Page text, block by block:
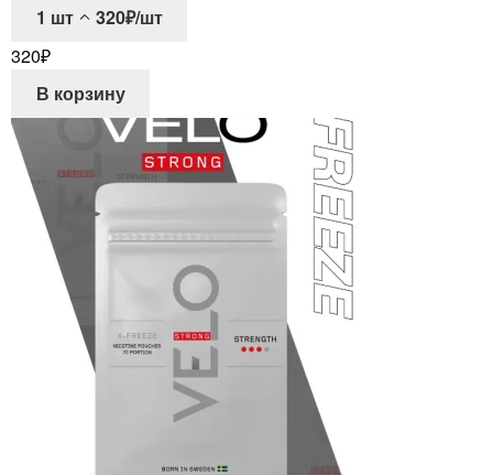
1 шт
320₽/шт
320₽
В корзину